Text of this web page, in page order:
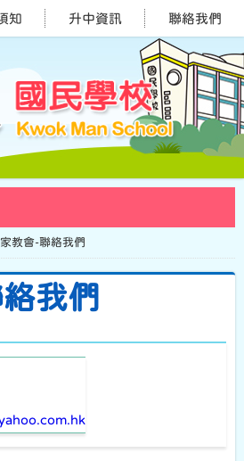
知 升中資訊 聯絡我們
家教會-聯絡我們
我們